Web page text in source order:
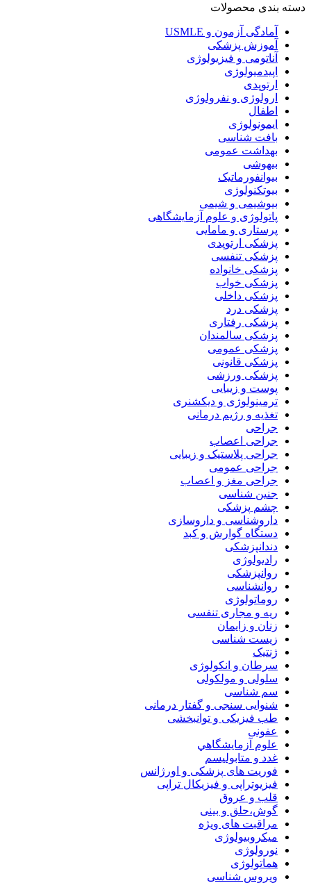
دسته بندی محصولات
آمادگی آزمون و USMLE
آموزش پزشکی
آناتومی و فیزیولوژی
اپیدمیولوژی
ارتوپدی
ارولوژی و نفرولوژی
اطفال
ایمونولوژی
بافت شناسی
بهداشت عمومی
بیهوشی
بیوانفورماتیک
بیوتکنولوژی
بیوشیمی و شیمی
پاتولوژی و علوم آزمایشگاهی
پرستاری و مامایی
پزشکی ارتوپدی
پزشکی تنفسی
پزشکی خانواده
پزشکی خواب
پزشکی داخلی
پزشکی درد
پزشکی رفتاری
پزشکی سالمندان
پزشکی عمومی
پزشکی قانونی
پزشکی ورزشی
پوست و زیبایی
ترمینولوژی و دیکشنری
تغذیه و رژیم درمانی
جراحی
جراحی اعصاب
جراحی پلاستیک و زیبایی
جراحی عمومی
جراحی مغز و اعصاب
جنین شناسی
چشم پزشکی
داروشناسی و داروسازی
دستگاه گوارش و کبد
دندانپزشکی
رادیولوژی
روانپزشکی
روانشناسی
روماتولوژی
ریه و مجاری تنفسی
زنان و زایمان
زیست شناسی
ژنتیک
سرطان و انکولوژی
سلولی و مولکولی
سم شناسی
شنوایی سنجی و گفتار درمانی
طب فیزیکی و توانبخشی
عفونی
علوم آزمايشگاهي
غدد و متابولیسم
فوریت های پزشکی و اورژانس
فیزیوتراپی و فیزیکال تراپی
قلب و عروق
گوش،حلق و بینی
مراقبت های ویژه
میکروبیولوژی
نورولوژی
هماتولوژی
ویروس شناسی